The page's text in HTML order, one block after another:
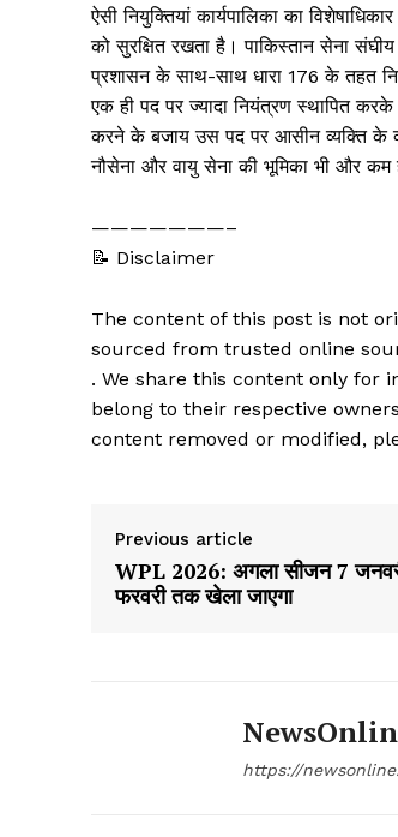
ऐसी नियुक्तियां कार्यपालिका का
को सुरक्षित रखता है। पाकिस्तान सेना
प्रशासन के साथ-साथ धारा 176 के तहत
एक ही पद पर ज्यादा नियंत्रण स्थापित
करने के बजाय उस पद पर आसीन व्यक्ति के
नौसेना और वायु सेना की भूमिका भी और कम
———————–
📝 Disclaimer
The content of this post is not
sourced from trusted online
. We share this content only for
belong to their respective
content removed or modified,
Previous article
WPL 2026: अगला सीजन 7
फरवरी तक खेला जाएगा
https://